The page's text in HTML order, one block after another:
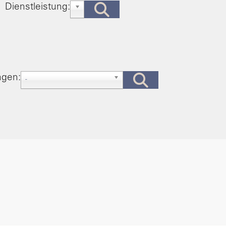
Dienstleistung:
-